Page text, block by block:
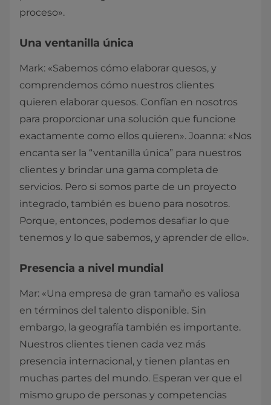
proceso».
Una ventanilla única
Mark: «Sabemos cómo elaborar quesos, y
comprendemos cómo nuestros clientes
quieren elaborar quesos. Confían en nosotros
para proporcionar una solución que funcione
exactamente como ellos quieren». Joanna: «Nos
encanta ser la “ventanilla única” para nuestros
clientes y brindar una gama completa de
servicios. Pero si somos parte de un proyecto
integrado, también es bueno para nosotros.
Porque, entonces, podemos desafiar lo que
tenemos y lo que sabemos, y aprender de ello».
Presencia a nivel mundial
Mar: «Una empresa de gran tamaño es valiosa
en términos del talento disponible. Sin
embargo, la geografía también es importante.
Nuestros clientes tienen cada vez más
presencia internacional, y tienen plantas en
muchas partes del mundo. Esperan ver que el
mismo grupo de personas y competencias